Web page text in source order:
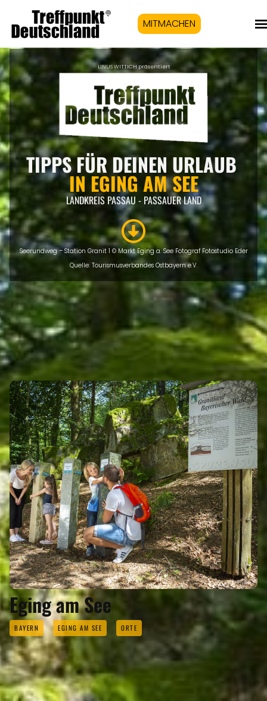
MITMACHEN
LINUS WITTICH präsentiert
TIPPS FÜR DEINEN URLAUB
IN EGING AM SEE
LANDKREIS PASSAU - PASSAUER LAND
Seerundweg – Station Granit 1 © Markt Eging a. See Fotograf Fotostudio Eder
Quelle: Tourismusverbandes Ostbayern e.V.
INTRO
Eging am See
BAYERN EGING AM SEE ORTE